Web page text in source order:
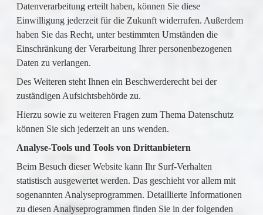
Datenverarbeitung erteilt haben, können Sie diese
Einwilligung jederzeit für die Zukunft widerrufen. Außerdem
haben Sie das Recht, unter bestimmten Umständen die
Einschränkung der Verarbeitung Ihrer personenbezogenen
Daten zu verlangen.
Des Weiteren steht Ihnen ein Beschwerderecht bei der
zuständigen Aufsichtsbehörde zu.
Hierzu sowie zu weiteren Fragen zum Thema Datenschutz
können Sie sich jederzeit an uns wenden.
Analyse-Tools und Tools von Drittanbietern
Beim Besuch dieser Website kann Ihr Surf-Verhalten
statistisch ausgewertet werden. Das geschieht vor allem mit
sogenannten Analyseprogrammen. Detaillierte Informationen
zu diesen Analyseprogrammen finden Sie in der folgenden